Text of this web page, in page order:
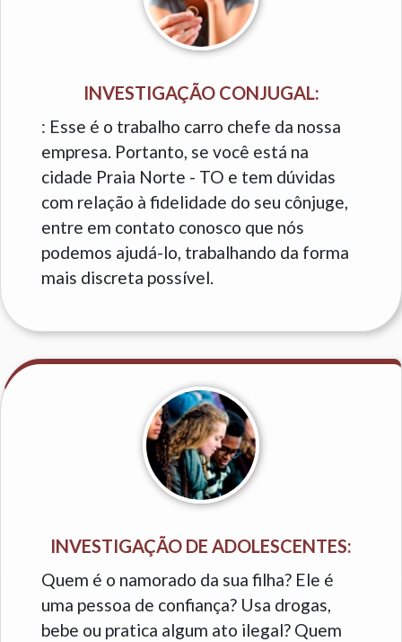
INVESTIGAÇÃO CONJUGAL:
: Esse é o trabalho carro chefe da nossa
empresa. Portanto, se você está na
cidade Praia Norte - TO e tem dúvidas
com relação à fidelidade do seu cônjuge,
entre em contato conosco que nós
podemos ajudá-lo, trabalhando da forma
mais discreta possível.
INVESTIGAÇÃO DE ADOLESCENTES:
Quem é o namorado da sua filha? Ele é
uma pessoa de confiança? Usa drogas,
bebe ou pratica algum ato ilegal? Quem